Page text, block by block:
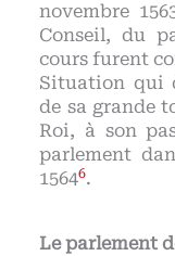
novembre
Conseil, du
cours furent
Situation qui
de sa grande
Roi, à son
parlement
15646.
Le parlement